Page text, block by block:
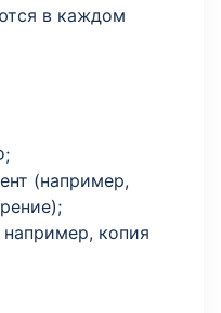
в каждом
(например,
копия